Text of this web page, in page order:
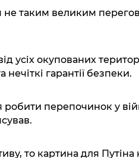
таким великим
усіх окупованих
гарантії безпеки.
перепочинок у
то картина для Путіна